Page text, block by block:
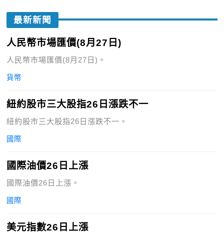
最新新聞
人民幣市場匯價(8月27日)
人民幣市場匯價(8月27日)。
貨幣
紐約股市三大股指26日漲跌不一
紐約股市三大股指26日漲跌不一。
國際
國際油價26日上漲
國際油價26日上漲。
國際
美元指數26日上漲